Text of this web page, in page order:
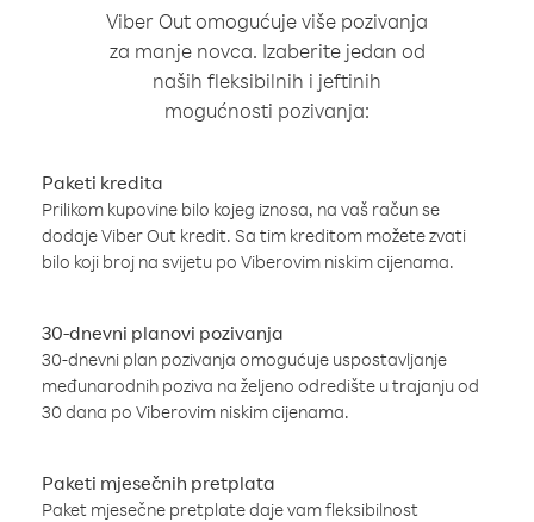
Viber Out omogućuje više pozivanja
za manje novca. Izaberite jedan od
naših fleksibilnih i jeftinih
mogućnosti pozivanja:
Paketi kredita
Prilikom kupovine bilo kojeg iznosa, na vaš račun se
dodaje Viber Out kredit. Sa tim kreditom možete zvati
bilo koji broj na svijetu po Viberovim niskim cijenama.
30-dnevni planovi pozivanja
30-dnevni plan pozivanja omogućuje uspostavljanje
međunarodnih poziva na željeno odredište u trajanju od
30 dana po Viberovim niskim cijenama.
Paketi mjesečnih pretplata
Paket mjesečne pretplate daje vam fleksibilnost